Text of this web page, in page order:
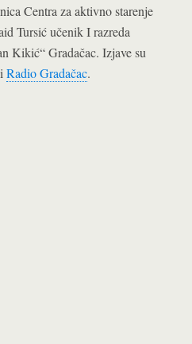
Centra za aktivno starenje
Tursić učenik I razreda
Kikić“ Gradačac. Izjave su
Radio Gradačac.